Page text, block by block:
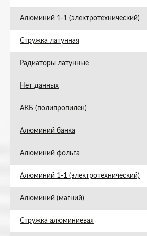
Алюминий 1-1 (электротехнический)
Стружка латунная
Радиаторы латунные
Нет данных
АКБ (полипропилен)
Алюминий банка
Алюминий фольга
Алюминий 1-1 (электротехнический)
Алюминий (магний)
Стружка алюминиевая